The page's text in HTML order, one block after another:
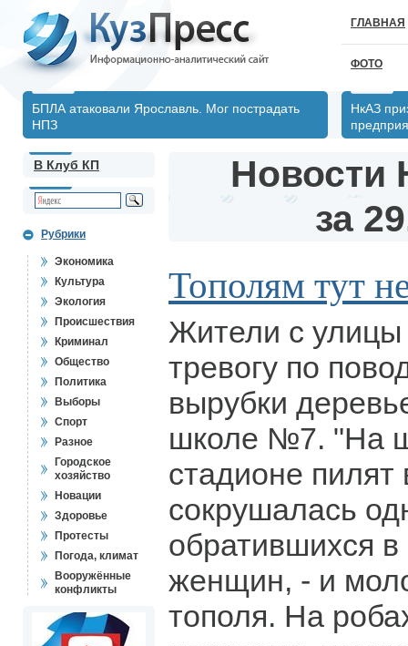
ГЛАВНАЯ
ФОТО
БПЛА атаковали Ярославль. Мог пострадать
НПЗ
НкАЗ
В Клуб КП
Рубрики
Экономика
Культура
Экология
Происшествия
Криминал
Общество
Политика
Выборы
Спорт
Разное
Городское
хозяйство
Новации
Здоровье
Протесты
Погода, климат
Вооружённые
конфликты
Новости
за
Тополям тут
Жители с
тревогу по
вырубки
школе №7. "На
стадионе пилят
сокрушалась
обратившихся
женщин, - и
тополя. На